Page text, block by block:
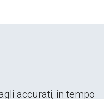
accurati, in tempo